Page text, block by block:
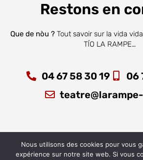
Restons en
Que de nòu ?Tout savoir sur la vida
TÍO LA RAMPE…
04 67 58 30 19
06
Nous utilisons des cookies pour vous
expérience sur notre site web. Si vous